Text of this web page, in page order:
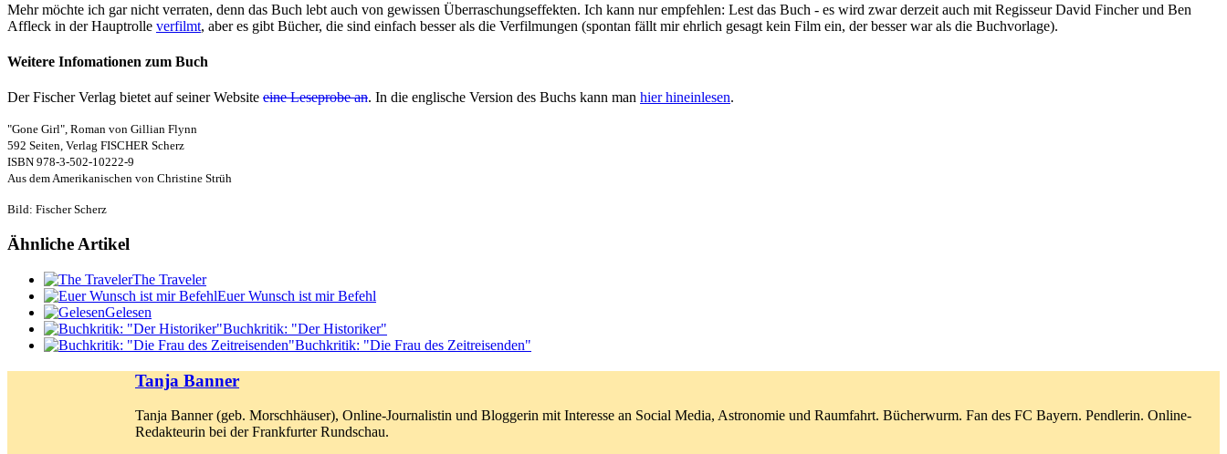
Mehr möchte ich gar nicht verraten, denn das Buch lebt auch von gewissen Überraschungseffekten. Ich kann nur empfehlen: Lest das Buch - es wird zwar derzeit auch mit Regisseur David Fincher und Ben
Affleck in der Hauptrolle verfilmt, aber es gibt Bücher, die sind einfach besser als die Verfilmungen (spontan fällt mir ehrlich gesagt kein Film ein, der besser war als die Buchvorlage).
Weitere Infomationen zum Buch
Der Fischer Verlag bietet auf seiner Website eine Leseprobe an. In die englische Version des Buchs kann man hier hineinlesen.
"Gone Girl", Roman von Gillian Flynn
592 Seiten, Verlag FISCHER Scherz
ISBN 978-3-502-10222-9
Aus dem Amerikanischen von Christine Strüh
Bild: Fischer Scherz
Ähnliche Artikel
The Traveler
Euer Wunsch ist mir Befehl
Gelesen
Buchkritik: "Der Historiker"
Buchkritik: "Die Frau des Zeitreisenden"
Tanja Banner
Tanja Banner (geb. Morschhäuser), Online-Journalistin und Bloggerin mit Interesse an Social Media, Astronomie und Raumfahrt. Bücherwurm. Fan des FC Bayern. Pendlerin. Online-
Redakteurin bei der Frankfurter Rundschau.